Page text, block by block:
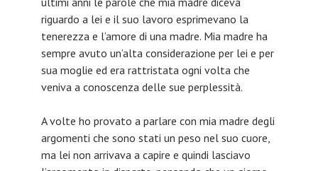
riguardo a lei e il suo lavoro esprimevano la
tenerezza e l’amore di una madre. Mia madre ha
sempre avuto un’alta considerazione per lei e per
sua moglie ed era rattristata ogni volta che
veniva a conoscenza delle sue perplessità.
A volte ho provato a parlare con mia madre degli
argomenti che sono stati un peso nel suo cuore,
ma lei non arrivava a capire e quindi lasciavo